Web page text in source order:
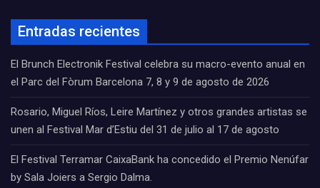
Entradas recientes
El Brunch Electronik Festival celebra su macro-evento anual en
el Parc del Fòrum Barcelona 7, 8 y 9 de agosto de 2026
Rosario, Miguel Ríos, Leire Martínez y otros grandes artistas se
unen al Festival Mar d’Estiu del 31 de julio al 17 de agosto
El Festival Terramar CaixaBank ha concedido el Premio Nenúfar
by Sala Joiers a Sergio Dalma.